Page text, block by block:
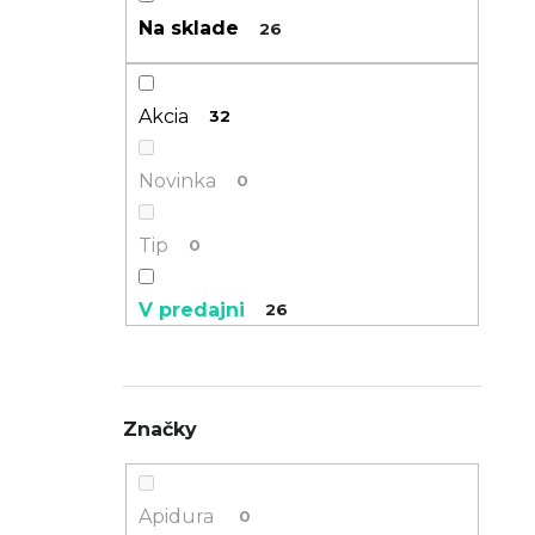
Na sklade 26
Akcia 32
Novinka 0
Tip 0
V predajni 26
Eshop zľava
Značky
Apidura 0